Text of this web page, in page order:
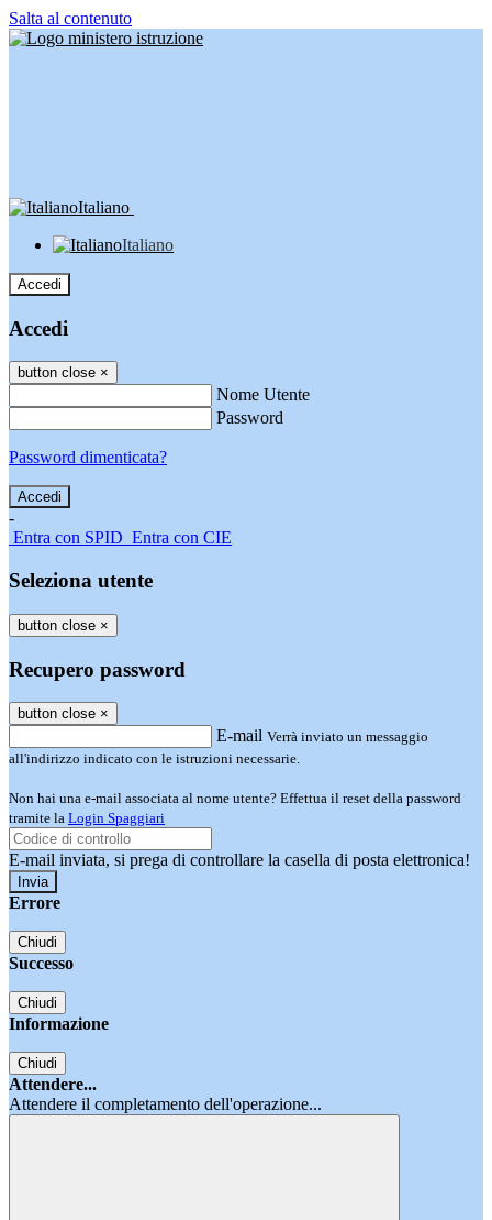
Salta al contenuto
Italiano
Italiano
Accedi
Accedi
button close ×
Nome Utente
Password
Password dimenticata?
-
Entra con SPID Entra con CIE
Seleziona utente
button close ×
Recupero password
button close ×
E-mail Verrà inviato un messaggio
all'indirizzo indicato con le istruzioni necessarie.
Non hai una e-mail associata al nome utente? Effettua il reset della password
tramite la Login Spaggiari
E-mail inviata, si prega di controllare la casella di posta elettronica!
Errore
Chiudi
Successo
Chiudi
Informazione
Chiudi
Attendere...
Attendere il completamento dell'operazione...